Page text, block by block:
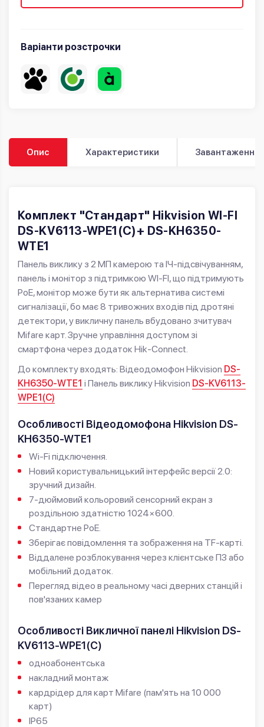
Варіанти розстрочки
Опис Характеристики Завантаження
Комплект "Стандарт" Hikvision WI-FI
DS-KV6113-WPE1(C)+ DS-KH6350-
WТE1
Панель виклику з 2 МП камерою та ІЧ-підсвічуванням,
панель і монітор з підтримкою WI-FI, що підтримують
PoE, монітор може бути як альтернатива системі
сигналізації, бо має 8 тривожних входів під дротяні
детектори, у викличну панель вбудовано зчитувач
Mifare карт. Зручне управління доступом зі
смартфона через додаток Hik-Connect.
До комплекту входять: Відеодомофон Hikvision DS-
KH6350-WТE1 і Панель виклику Hikvision DS-KV6113-
WPE1(C)
Особливості Відеодомофона Hikvision DS-
KH6350-WТE1
Wi-Fi підключення.
Новий користувальницький інтерфейс версії 2.0:
зручний дизайн.
7-дюймовий кольоровий сенсорний екран з
роздільною здатністю 1024×600.
Стандартне PoE.
Зберігає повідомлення та зображення на TF-карті.
Віддалене розблокування через клієнтське ПЗ або
мобільний додаток.
Перегляд відео в реальному часі дверних станцій і
пов'язаних камер
Особливості Викличної панелі Hikvision DS-
KV6113-WPE1(C)
одноабонентська
накладний монтаж
кардрідер для карт Mifare (пам'ять на 10 000
карт)
IP65